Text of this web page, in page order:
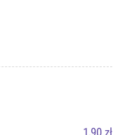
1,90 zł